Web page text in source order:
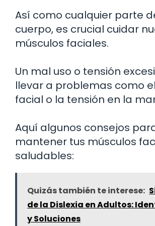
Así como cualquier parte
cuerpo, es crucial cuidar
músculos faciales.
Un mal uso o tensión
llevar a problemas como
facial o la tensión en la
Aquí algunos consejos
mantener tus músculos
saludables:
Quizás también te interese:
de la Dislexia en Adultos:
y Soluciones